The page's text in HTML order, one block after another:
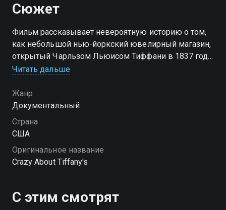
Сюжет
Фильм рассказывает невероятную историю о том,
как небольшой нью-йоркский ювелирный магазин,
открытый Чарльзом Льюисом Тиффани в 1837 году,
стал частью американской культуры и уникальным
Читать дальше
Жанр
Документальный
Страна
США
Оригинальное название
Crazy About Tiffany's
С этим смотрят